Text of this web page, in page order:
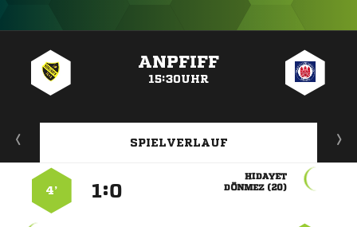
ANPFIFF
15:30UHR
SPIELVERLAUF

 
:
4’